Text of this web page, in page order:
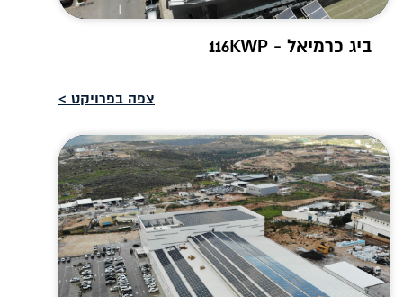
ביג כרמיאל - 116KWP
צפה בפרויקט >